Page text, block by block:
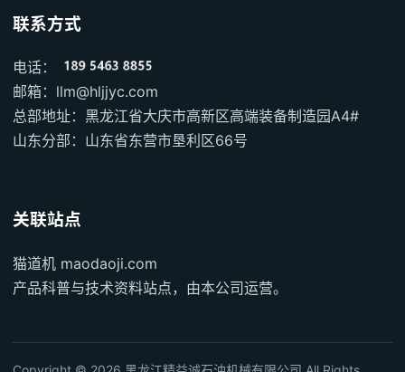
联系方式
电话：
邮箱：llm@hljjyc.com
总部地址：黑龙江省大庆市高新区高端装备制造园A4#
山东分部：山东省东营市垦利区66号
关联站点
猫道机 maodaoji.com
产品科普与技术资料站点，由本公司运营。